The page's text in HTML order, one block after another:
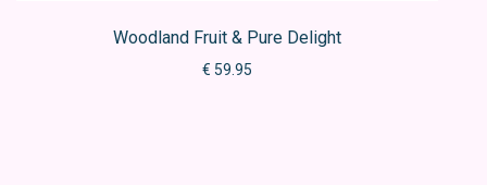
Woodland Fruit & Pure Delight
€ 59.95